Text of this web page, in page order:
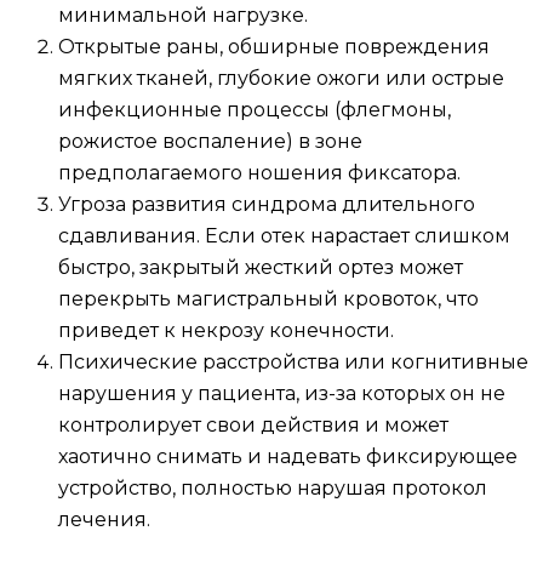
минимальной нагрузке.
Открытые раны, обширные повреждения
мягких тканей, глубокие ожоги или острые
инфекционные процессы (флегмоны,
рожистое воспаление) в зоне
предполагаемого ношения фиксатора.
Угроза развития синдрома длительного
сдавливания. Если отек нарастает слишком
быстро, закрытый жесткий ортез может
перекрыть магистральный кровоток, что
приведет к некрозу конечности.
Психические расстройства или когнитивные
нарушения у пациента, из-за которых он не
контролирует свои действия и может
хаотично снимать и надевать фиксирующее
устройство, полностью нарушая протокол
лечения.